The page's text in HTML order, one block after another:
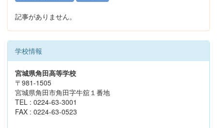
記事がありません。
学校情報
宮城県角田高等学校
〒981-1505
宮城県角田市角田字牛舘１番地
TEL : 0224-63-3001
FAX : 0224-63-0523